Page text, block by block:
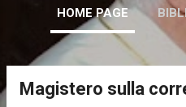
HOME PAGE
Magistero sulla